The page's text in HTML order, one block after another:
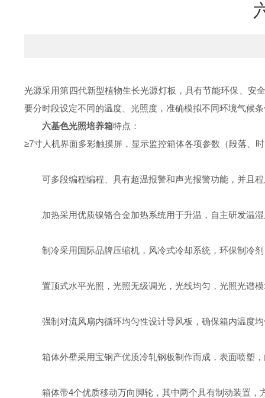
光源采用第四代新型植物生长光源灯板，具有节能环保、安
要分时段设定不同的温度、光照度，准确模拟不同环境气候
六基色光照培养箱特点：
≥7寸人机界面多彩触摸屏，显示监控箱体各项参数（段落、
可多段编程编程、具有超温报警和声光报警功能，并且
加热采用优质镍铬合金加热系统用于升温，自主研发温
制冷采用国际品牌压缩机，风冷式冷却系统，环保制冷
置顶式水平光照，光照无级调光，光线均匀，光照光谱
强制对流风扇内循环均匀性设计导风板，确保箱内温度
箱体外壁采用宝钢产优质冷轧钢板制作而成，表面喷塑
箱体带4个优质移动万向脚轮，其中两个具有制动装置，